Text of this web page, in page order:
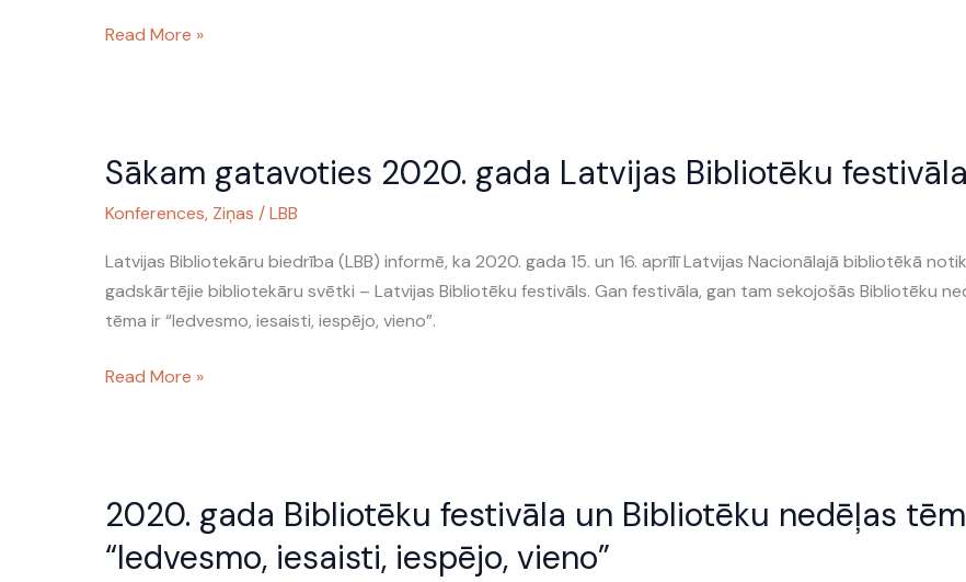
Read More »
Sākam gatavoties 2020. gada Latvijas Bibliotēku
Konferences, Ziņas /LBB
Latvijas Bibliotekāru biedrība (LBB) informē, ka 2020. gada 15. un 16. aprīlī Latvijas Nacionālajā bibliotēkā
gadskārtējie bibliotekāru svētki – Latvijas Bibliotēku festivāls. Gan festivāla, gan tam sekojošās Bibliotēku
tēma ir “Iedvesmo, iesaisti, iespējo, vieno”.
gatavoties
Latvijas
Bibliotēku
festivālam
Read More »
2020. gada Bibliotēku festivāla un Bibliotēku nedēļas
“Iedvesmo, iesaisti, iespējo, vieno”
gada
Bibliotēku
festivāla